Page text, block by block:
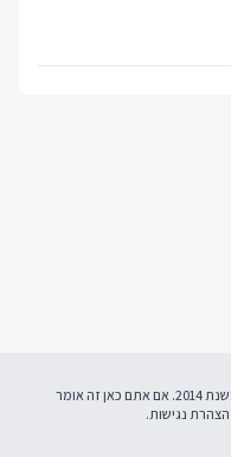
אנחנו באוויר ומלמדים תכנות ברשת משנת 2014. אם אתם כאן זה אומר
הצהרת נגישות.